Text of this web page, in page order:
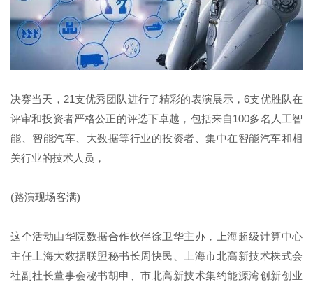
决赛当天，21支优秀团队进行了精彩的表演展示，6支优胜队在
评审和投资者严格公正的评选下卓越，包括来自100多名人工智
能、智能汽车、大数据等行业的投资者、集中在智能汽车和相
关行业的技术人员，
(路演现场客满)
这个活动由华院数据合作伙伴徐卫华主办，上海超级计算中心
主任上海大数据联盟秘书长周快民、上海市北高新技术株式会
社副社长董事会秘书胡申、市北高新技术集约能源湾创新创业